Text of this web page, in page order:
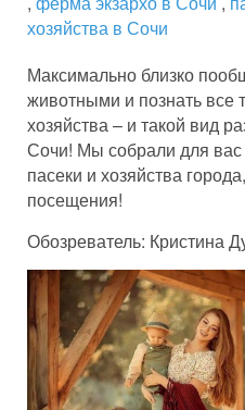
хозяйства в Сочи
Максимально близко
животными и познать все
хозяйства – и такой вид
Сочи! Мы собрали для
пасеки и хозяйства
посещения!
Обозреватель: Кристина